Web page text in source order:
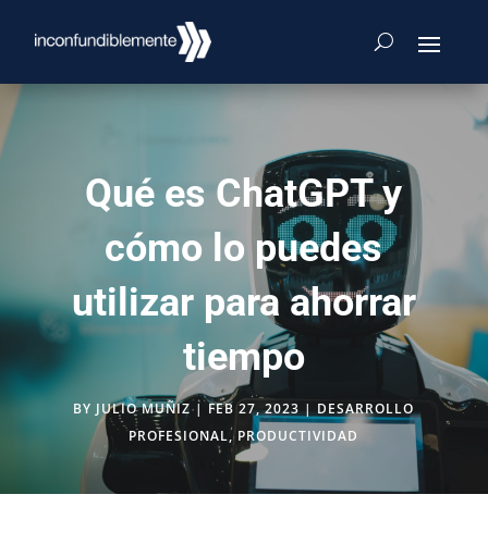
Qué es ChatGPT y
cómo lo puedes
utilizar para ahorrar
tiempo
BY JULIO MUÑIZ|FEB 27, 2023 | DESARROLLO
PROFESIONAL, PRODUCTIVIDAD